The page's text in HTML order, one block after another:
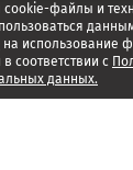
cookie-файлы и
на использование
соответствии с
данных.